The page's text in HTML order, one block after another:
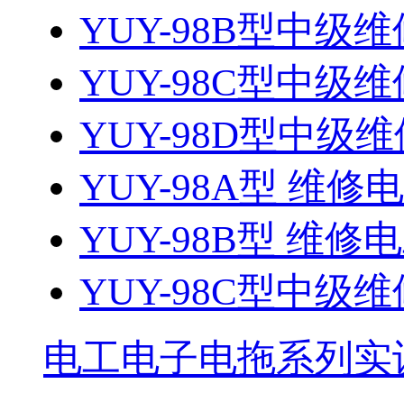
YUY-98B型中级
YUY-98C型中级
YUY-98D型中级
YUY-98A型 维修
YUY-98B型 维修
YUY-98C型中级
电工电子电拖系列实